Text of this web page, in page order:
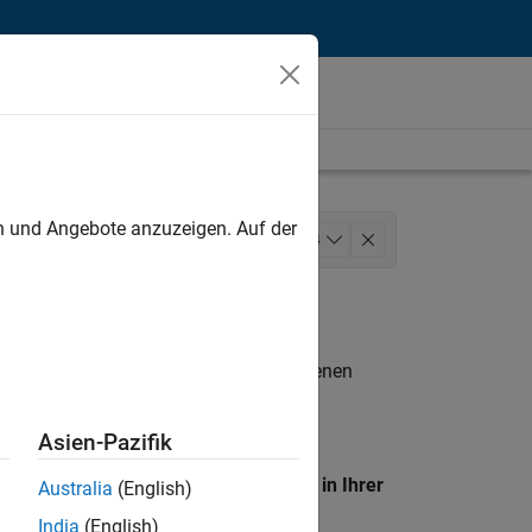
Services Business Model Team 4
. Wenn Sie noch immer keine offenen
unseres
Standort, um alle Stellenangebote in Ihrer
Angebote anzuzeigen. Auf der
Asien-Pazifik
Australia (English)
India (English)